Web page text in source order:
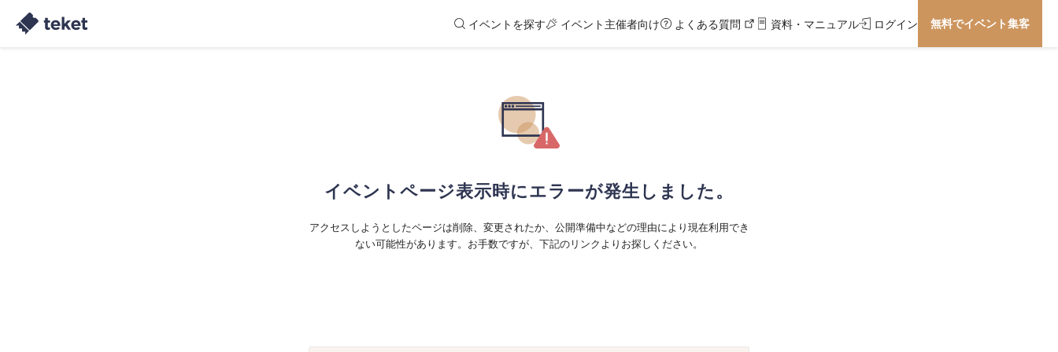
イベントを探す イベント主催者向け よくある質問 資料・マニュアル ログイン 無料でイベント集客
イベントページ表示時にエラーが発生しました。
アクセスしようとしたページは削除、変更されたか、公開準備中などの理由により現在利用でき
ない可能性があります。お手数ですが、下記のリンクよりお探しください。